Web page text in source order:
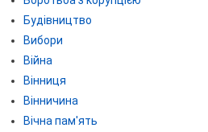
Будівництво
Вибори
Війна
Вінниця
Вінничина
Вічна пам'ять